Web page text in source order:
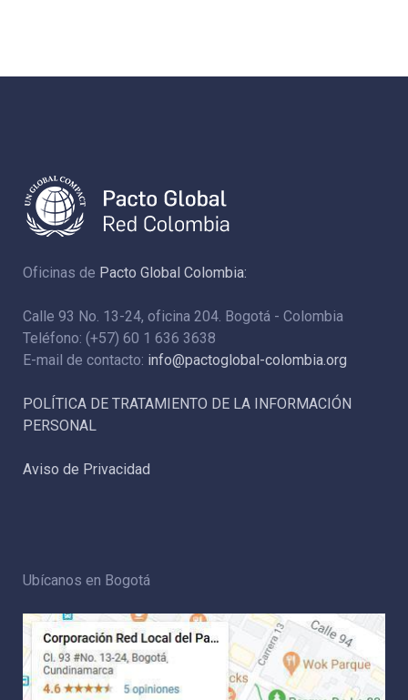
Oficinas de Pacto Global Colombia:
Calle 93 No. 13-24, oficina 204. Bogotá - Colombia
Teléfono: (+57) 60 1 636 3638
E-mail de contacto: info@pactoglobal-colombia.org
POLÍTICA DE TRATAMIENTO DE LA INFORMACIÓN
PERSONAL
Aviso de Privacidad
Ubícanos en Bogotá